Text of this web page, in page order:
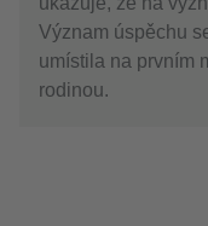
Význam úspěchu
umístila na prvním
rodinou.